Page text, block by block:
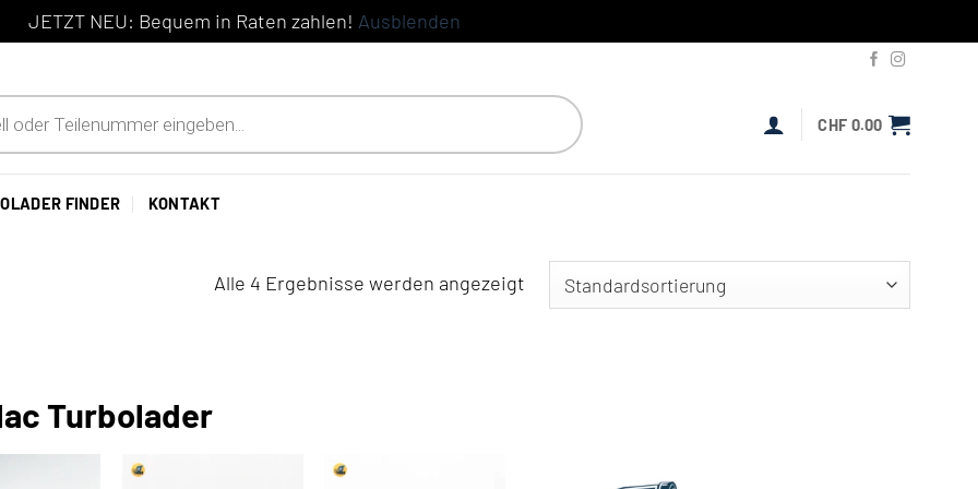
JETZT NEU: Bequem in Raten zahlen! Ausblenden
CHF 0.00
FINDER KONTAKT
Alle 4 Ergebnisse werden angezeigt
Turbolader